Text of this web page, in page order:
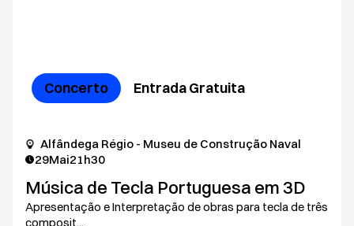
Concerto Entrada Gratuita
Alfândega Régio - Museu de Construção Naval
29Mai21h30
Música de Tecla Portuguesa em 3D
Apresentação e Interpretação de obras para tecla de três
composit...